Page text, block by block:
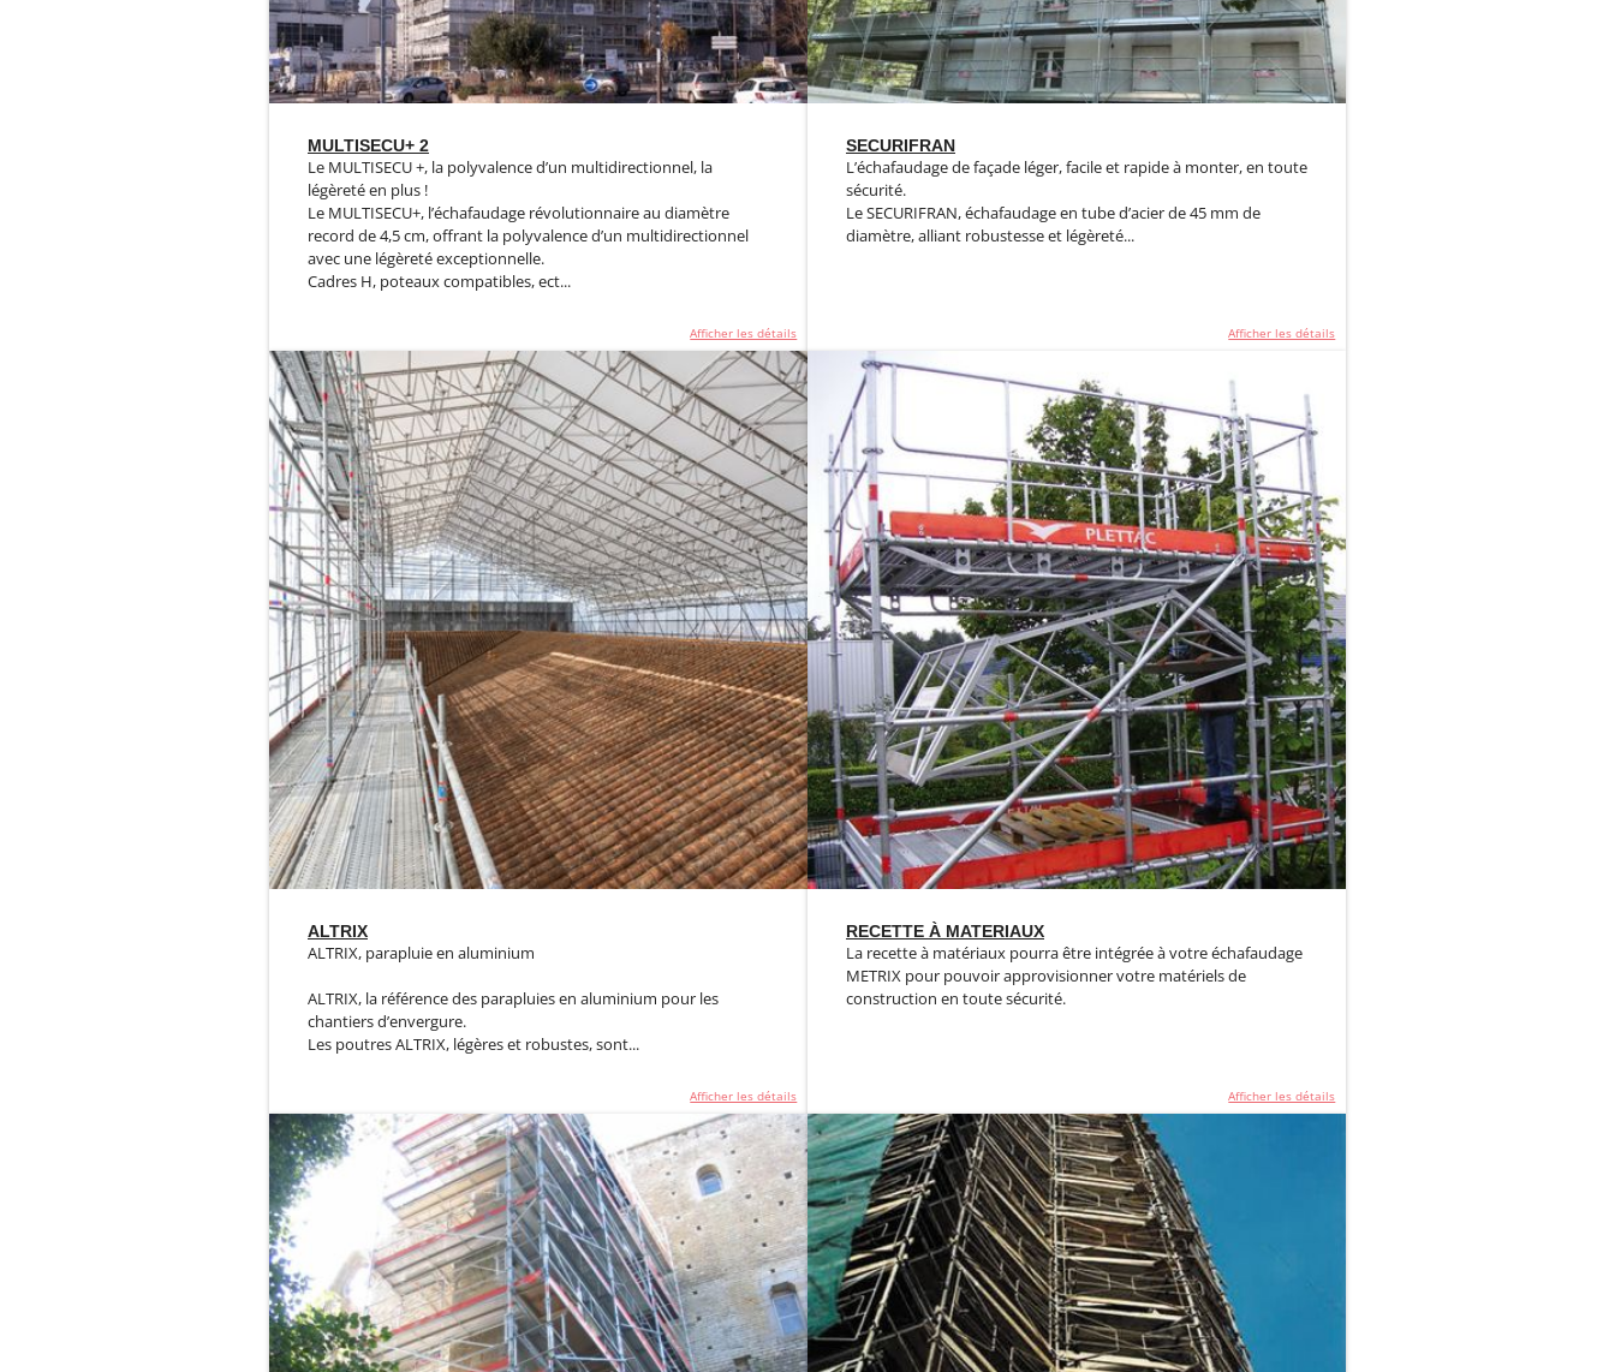
MULTISECU+ 2
Le MULTISECU +, la polyvalence d’un multidirectionnel, la
légèreté en plus !
Le MULTISECU+, l’échafaudage révolutionnaire au diamètre
record de 4,5 cm, offrant la polyvalence d’un multidirectionnel
avec une légèreté exceptionnelle.
Cadres H, poteaux compatibles, ect...
Afficher les détails
SECURIFRAN
L’échafaudage de façade léger, facile et rapide à monter, en toute
sécurité.
Le SECURIFRAN, échafaudage en tube d’acier de 45 mm de
diamètre, alliant robustesse et légèreté...
Afficher les détails
ALTRIX
ALTRIX, parapluie en aluminium
ALTRIX, la référence des parapluies en aluminium pour les
chantiers d’envergure.
Les poutres ALTRIX, légères et robustes, sont...
Afficher les détails
RECETTE À MATERIAUX
La recette à matériaux pourra être intégrée à votre échafaudage
METRIX pour pouvoir approvisionner votre matériels de
construction en toute sécurité.
Afficher les détails